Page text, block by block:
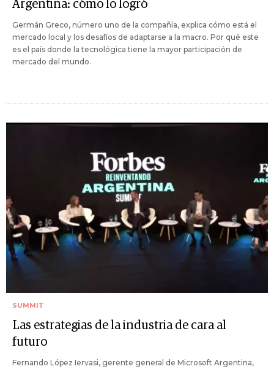
Argentina: cómo lo logró
Germán Greco, número uno de la compañía, explica cómo está el
mercado local y los desafíos de adaptarse a la macro. Por qué este
es el país donde la tecnológica tiene la mayor participación de
mercado del mundo.
SUMMIT
Las estrategias de la industria de cara al
futuro
Fernando López Iervasi, gerente general de Microsoft Argentina,